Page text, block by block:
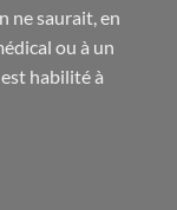
ne saurait, en
ou à un
habilité à